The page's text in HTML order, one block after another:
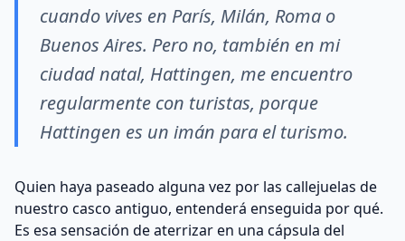
cuando vives en París, Milán, Roma o
Buenos Aires. Pero no, también en mi
ciudad natal, Hattingen, me encuentro
regularmente con turistas, porque
Hattingen es un imán para el turismo.
Quien haya paseado alguna vez por las callejuelas de
nuestro casco antiguo, entenderá enseguida por qué.
Es esa sensación de aterrizar en una cápsula del